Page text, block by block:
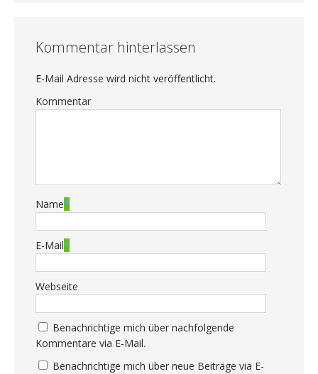
Kommentar hinterlassen
E-Mail Adresse wird nicht veröffentlicht.
Kommentar
Name*
E-Mail*
Webseite
Benachrichtige mich über nachfolgende
Kommentare via E-Mail.
Benachrichtige mich über neue Beiträge via E-